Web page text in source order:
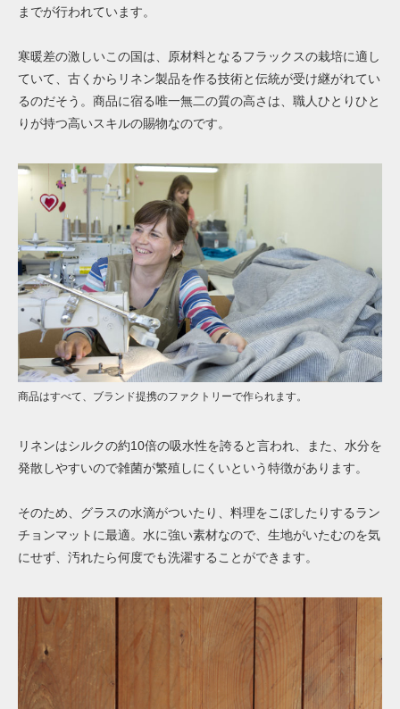
までが行われています。
寒暖差の激しいこの国は、原材料となるフラックスの栽培に適し
ていて、古くからリネン製品を作る技術と伝統が受け継がれてい
るのだそう。商品に宿る唯一無二の質の高さは、職人ひとりひと
りが持つ高いスキルの賜物なのです。
商品はすべて、ブランド提携のファクトリーで作られます。
リネンはシルクの約10倍の吸水性を誇ると言われ、また、水分を
発散しやすいので雑菌が繁殖しにくいという特徴があります。
そのため、グラスの水滴がついたり、料理をこぼしたりするラン
チョンマットに最適。水に強い素材なので、生地がいたむのを気
にせず、汚れたら何度でも洗濯することができます。